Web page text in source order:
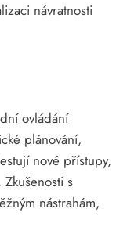
návratnosti
ovládání
plánování,
nové přístupy,
s
nástrahám,